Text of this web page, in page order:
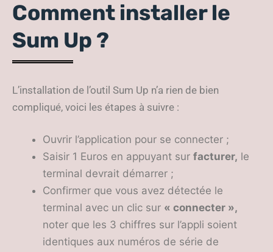
Comment installer le
Sum Up ?
L’installation de l’outil Sum Up n’a rien de bien
compliqué, voici les étapes à suivre :
Ouvrir l’application pour se connecter ;
Saisir 1 Euros en appuyant sur facturer, le
terminal devrait démarrer ;
Confirmer que vous avez détectée le
terminal avec un clic sur « connecter »,
noter que les 3 chiffres sur l’appli soient
identiques aux numéros de série de